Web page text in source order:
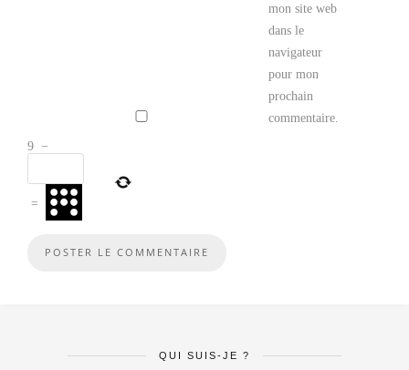
mon site web
dans le
navigateur
pour mon
prochain
commentaire.
9 −
=
QUI SUIS-JE ?